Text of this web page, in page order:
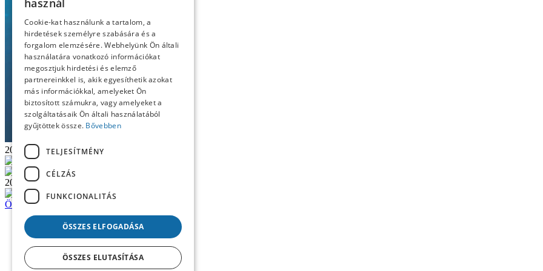
2025/1
2024/5
Olvasás
Összes szemle megtekintése
használ
Cookie-kat használunk a tartalom, a
hirdetések személyre szabására és a
forgalom elemzésére. Webhelyünk Ön általi
használatára vonatkozó információkat
megosztjuk hirdetési és elemző
partnereinkkel is, akik egyesíthetik azokat
más információkkal, amelyeket Ön
biztosított számukra, vagy amelyeket a
szolgáltatásaik Ön általi használatából
gyűjtöttek össze. Bővebben
TELJESÍTMÉNY
CÉLZÁS
FUNKCIONALITÁS
ÖSSZES ELFOGADÁSA
ÖSSZES ELUTASÍTÁSA